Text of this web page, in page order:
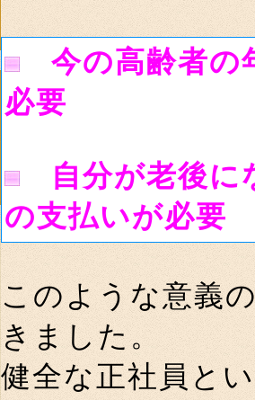
今の高齢者の
必要
自分が老後
の支払いが必要
このような意義
きました。
健全な正社員と